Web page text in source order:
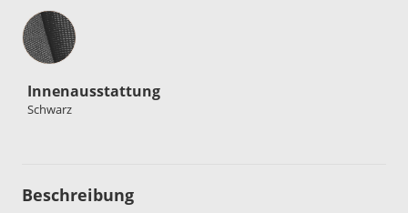
Innenausstattung
Innenausstattung
Schwarz
Beschreibung